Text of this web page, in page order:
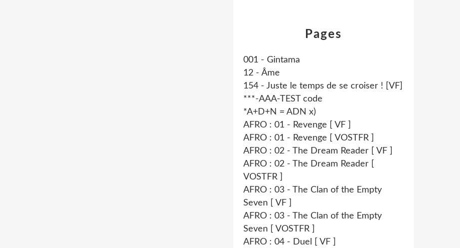
Pages
001 - Gintama
12 - Âme
154 - Juste le temps de se croiser ! [VF]
***-AAA-TEST code
*A+D+N = ADN x)
AFRO : 01 - Revenge [ VF ]
AFRO : 01 - Revenge [ VOSTFR ]
AFRO : 02 - The Dream Reader [ VF ]
AFRO : 02 - The Dream Reader [
VOSTFR ]
AFRO : 03 - The Clan of the Empty
Seven [ VF ]
AFRO : 03 - The Clan of the Empty
Seven [ VOSTFR ]
AFRO : 04 - Duel [ VF ]